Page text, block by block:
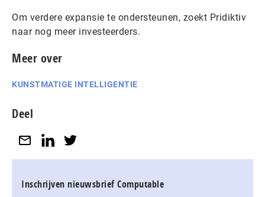
Om verdere expansie te ondersteunen, zoekt Pridiktiv
naar nog meer investeerders.
Meer over
KUNSTMATIGE INTELLIGENTIE
Deel
Inschrijven nieuwsbrief Computable